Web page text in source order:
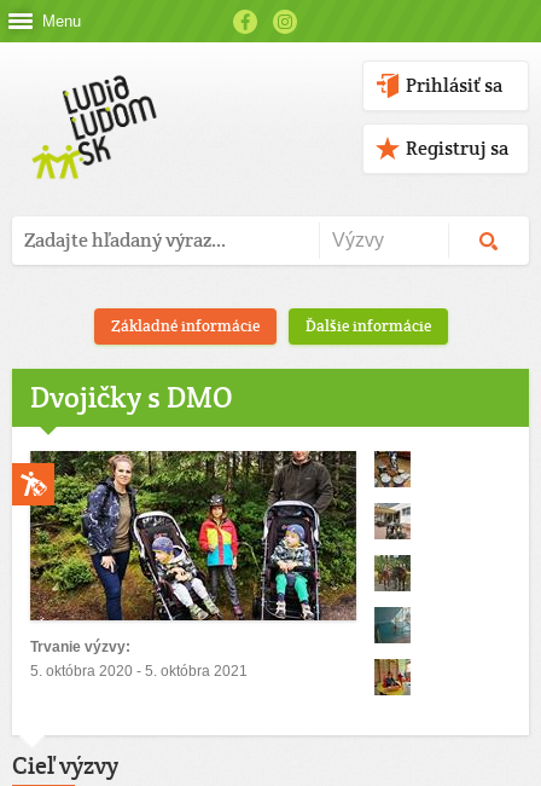
Menu
Prihlásiť sa
Registruj sa
Základné informácie Ďalšie informácie
Dvojičky s DMO
Trvanie výzvy:
5. októbra 2020 - 5. októbra 2021
Cieľ výzvy